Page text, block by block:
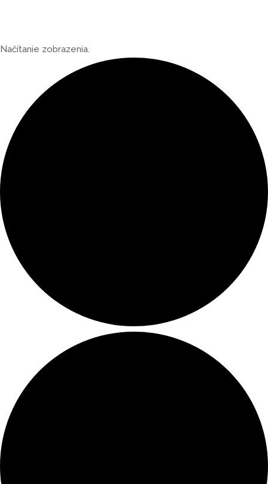
Načítanie zobrazenia.